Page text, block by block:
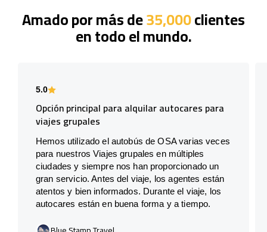
Amado por más de35,000clientes
en todo el mundo.
5.0
Opción principal para alquilar autocares para
viajes grupales
Hemos utilizado el autobús de OSA varias veces
para nuestros Viajes grupales en múltiples
ciudades y siempre nos han proporcionado un
gran servicio. Antes del viaje, los agentes están
atentos y bien informados. Durante el viaje, los
autocares están en buena forma y a tiempo.